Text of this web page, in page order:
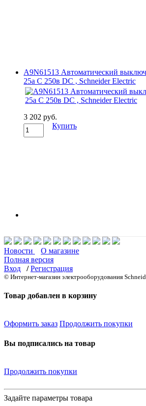
A9N61513 Автоматический
25а C 250в DC , Schneider Electric
3 202 руб.
Купить
Новости
О магазине
Полная версия
Вход
/ Регистрация
© Интернет-магазин электрооборудования
Товар добавлен в корзину
Оформить заказ Продолжить покупки
Вы подписались на товар
Продолжить покупки
Задайте параметры товара